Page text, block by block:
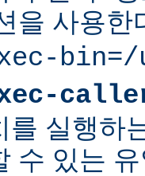
을 사용
를 실행하
수 있는